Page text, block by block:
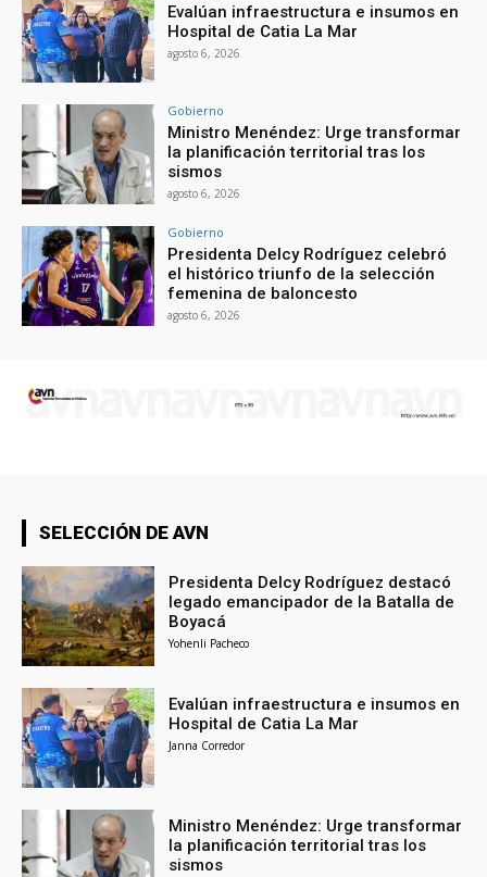
Evalúan infraestructura e insumos en
Hospital de Catia La Mar
agosto 6, 2026
Gobierno
Ministro Menéndez: Urge transformar
la planificación territorial tras los
sismos
agosto 6, 2026
Gobierno
Presidenta Delcy Rodríguez celebró
el histórico triunfo de la selección
femenina de baloncesto
agosto 6, 2026
SELECCIÓN DE AVN
Presidenta Delcy Rodríguez destacó
legado emancipador de la Batalla de
Boyacá
Yohenli Pacheco
Evalúan infraestructura e insumos en
Hospital de Catia La Mar
Janna Corredor
Ministro Menéndez: Urge transformar
la planificación territorial tras los
sismos